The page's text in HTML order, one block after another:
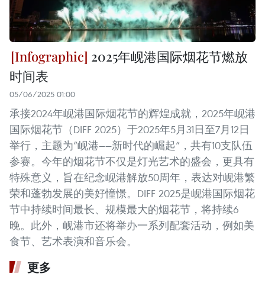
2025年岘港国际烟花节燃放
时间表
05/06/2025 01:00
承接2024年岘港国际烟花节的辉煌成就，2025年岘港
国际烟花节（DIFF 2025）于2025年5月31日至7月12日
举行，主题为“岘港——新时代的崛起”，共有10支队伍
参赛。今年的烟花节不仅是灯光艺术的盛会，更具有
特殊意义，旨在纪念岘港解放50周年，表达对岘港繁
荣和蓬勃发展的美好憧憬。DIFF 2025是岘港国际烟花
节中持续时间最长、规模最大的烟花节，将持续6
晚。此外，岘港市还将举办一系列配套活动，例如美
食节、艺术表演和音乐会。
更多